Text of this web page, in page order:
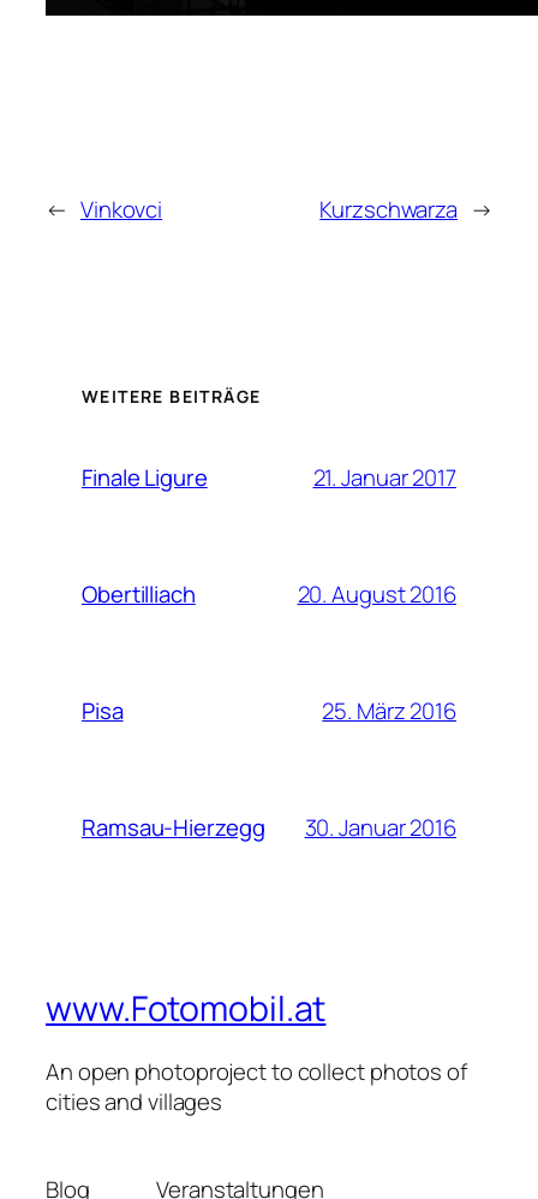
← Vinkovci Kurzschwarza →
WEITERE BEITRÄGE
Finale Ligure 21. Januar 2017
Obertilliach 20. August 2016
Pisa 25. März 2016
Ramsau-Hierzegg 30. Januar 2016
www.Fotomobil.at
An open photoproject to collect photos of
cities and villages
Blog Veranstaltungen